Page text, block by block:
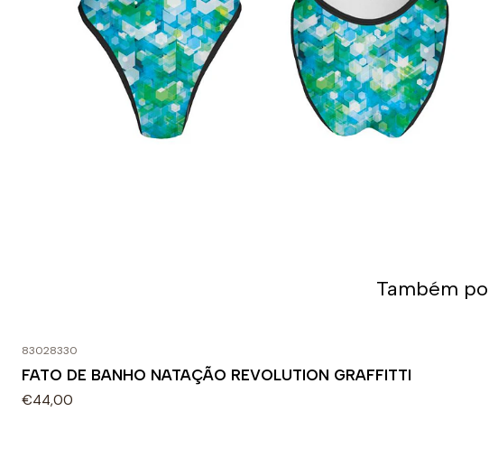
Também
83028330
FATO DE BANHO NATAÇÃO REVOLUTION GRAFFITTI
€44,00